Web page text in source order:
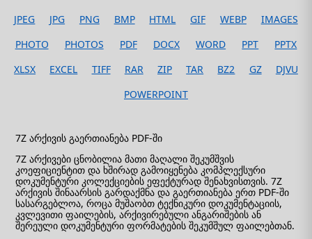
JPEG JPG PNG BMP HTML GIF WEBP
IMAGES
PHOTO
PHOTOS PDF DOCX WORD PPT
PPTX
XLSX
EXCEL TIFF RAR ZIP TAR BZ2 GZ
DJVU
POWERPOINT
7Z არქივის გაერთიანება PDF-ში
7Z არქივები ცნობილია მათი მაღალი შეკუმშვის
კოეფიციენტით და ხშირად გამოიყენება კომპლექსური
დოკუმენტური კოლექციების ეფექტურად შენახვისთვის. 7Z
არქივის შინაარსის გარდაქმნა და გაერთიანება ერთ PDF-ში
სასარგებლოა, როცა მუშაობთ ტექნიკური დოკუმენტაციის,
კვლევითი ფაილების, არქივირებული ანგარიშების ან
შერეული დოკუმენტური ფორმატების შეკუმშულ ფაილებთან.